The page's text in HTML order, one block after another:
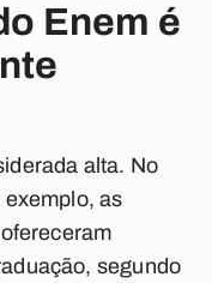
Enem é
alta. No
as
segundo